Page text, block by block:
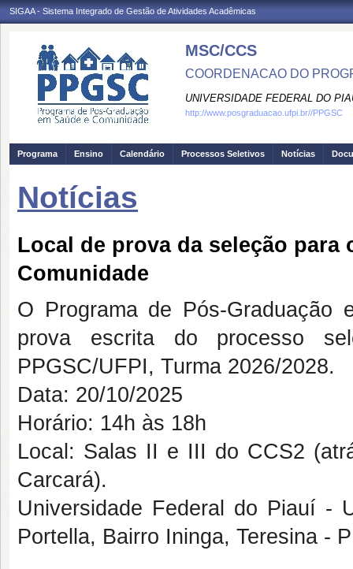
SIGAA - Sistema Integrado de Gestão de Atividades Acadêmicas
MSC/CCS
COORDENACAO DO
UNIVERSIDADE FEDERAL DO
http://www.posgraduacao.ufpi.br//PPGSC
Programa Ensino Calendário Processos Seletivos Notícias
Notícias
Local de prova da seleção para
Comunidade
O Programa de Pós-Graduação
prova escrita do processo
PPGSC/UFPI, Turma 2026/2028.
Data: 20/10/2025
Horário: 14h às 18h
Local: Salas II e III do CCS2
Carcará).
Universidade Federal do Piauí -
Portella, Bairro Ininga, Teresina -